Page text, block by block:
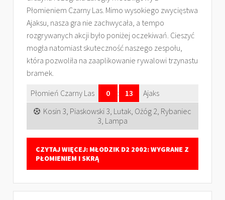
Płomieniem Czarny Las. Mimo wysokiego zwycięstwa
Ajaksu, nasza gra nie zachwycała, a tempo
rozgrywanych akcji było poniżej oczekiwań. Cieszyć
mogła natomiast skuteczność naszego zespołu,
która pozwoliła na zaaplikowanie rywalowi trzynastu
bramek.
Płomień Czarny Las
0 : 13
Ajaks
Kosin 3, Piaskowski 3, Lutak, Ożóg 2, Rybaniec
3, Lampa
CZYTAJ WIĘCEJ: MŁODZIK D2 2002: WYGRANE Z
PŁOMIENIEM I SKRĄ